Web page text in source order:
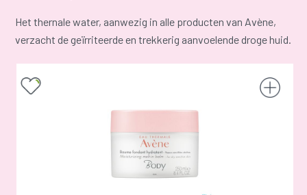
Het thernale water, aanwezig in alle producten van Avène,
verzacht de geïrriteerde en trekkerig aanvoelende droge huid.